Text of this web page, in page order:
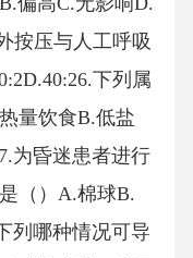
按压与人工呼吸
下列属
量饮食B.低盐
为昏迷患者进行
（）A.棉球B.
列哪种情况可导